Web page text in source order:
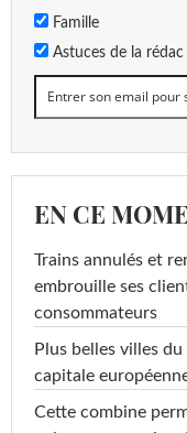
Famille
Astuces de la rédac
EN CE
Trains annulés et
embrouille ses
consommateurs
Plus belles villes
capitale
Cette combine